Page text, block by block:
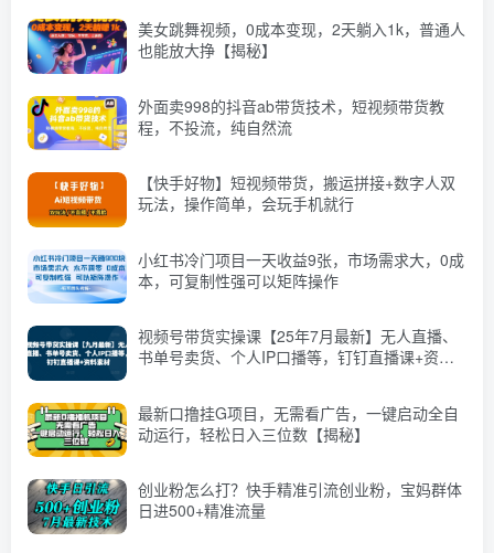
美女跳舞视频，0成本变现，2天躺入1k，普通人
也能放大挣【揭秘】
外面卖998的抖音ab带货技术，短视频带货教
程，不投流，纯自然流
【快手好物】短视频带货，搬运拼接+数字人双
玩法，操作简单，会玩手机就行
小红书冷门项目一天收益9张，市场需求大，0成
本，可复制性强可以矩阵操作
视频号带货实操课【25年7月最新】无人直播、
书单号卖货、个人IP口播等，钉钉直播课+资料
最新口撸挂G项目，无需看广告，一键启动全自
动运行，轻松日入三位数【揭秘】
创业粉怎么打？快手精准引流创业粉，宝妈群体
日进500+精准流量